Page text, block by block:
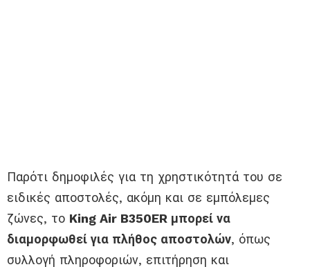
Παρότι δημοφιλές για τη χρηστικότητά του σε
ειδικές αποστολές, ακόμη και σε εμπόλεμες
ζώνες, το King Air B350ER μπορεί να
διαμορφωθεί για πλήθος αποστολών, όπως
συλλογή πληροφοριών, επιτήρηση και